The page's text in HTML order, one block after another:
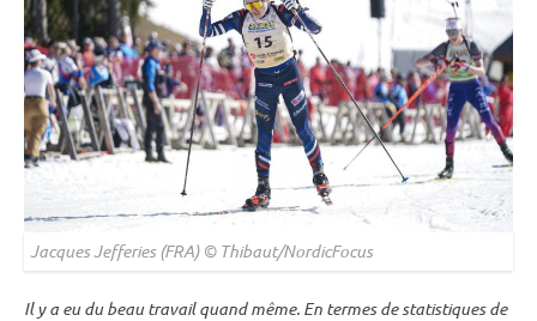
Jacques Jefferies (FRA) © Thibaut/NordicFocus
Il y a eu du beau travail quand même. En termes de statistiques de